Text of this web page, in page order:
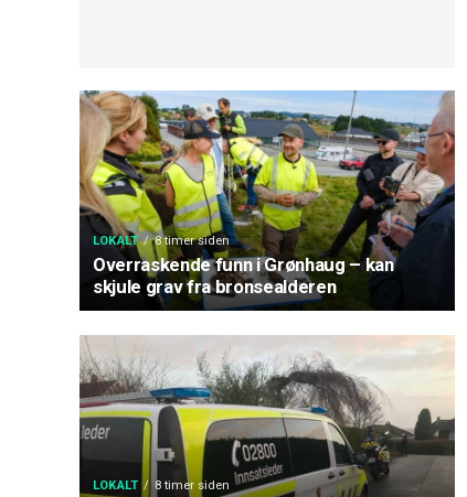
LOKALT 8 timer siden
Overraskende funn i Grønhaug – kan
skjule grav fra bronsealderen
LOKALT 8 timer siden